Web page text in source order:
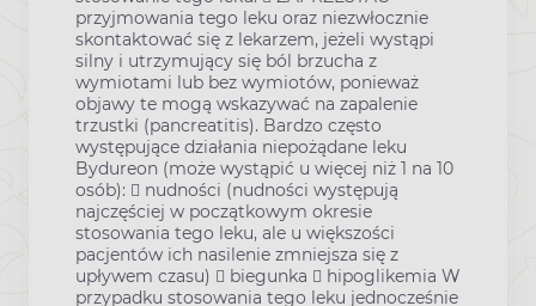
przyjmowania tego leku oraz niezwłocznie
skontaktować się z lekarzem, jeżeli wystąpi
silny i utrzymujący się ból brzucha z
wymiotami lub bez wymiotów, ponieważ
objawy te mogą wskazywać na zapalenie
trzustki (pancreatitis). Bardzo często
występujące działania niepożądane leku
Bydureon (może wystąpić u więcej niż 1 na 10
osób):  nudności (nudności występują
najczęściej w początkowym okresie
stosowania tego leku, ale u większości
pacjentów ich nasilenie zmniejsza się z
upływem czasu)  biegunka  hipoglikemia W
przypadku stosowania tego leku jednocześnie